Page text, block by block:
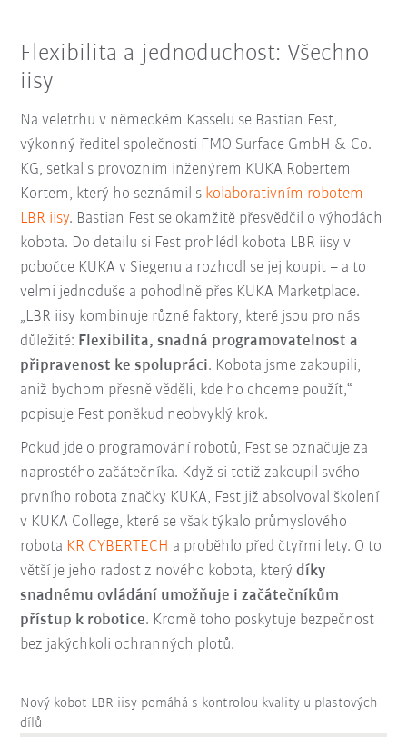
Flexibilita a jednoduchost: Všechno
iisy
Na veletrhu v německém Kasselu se Bastian Fest,
výkonný ředitel společnosti FMO Surface GmbH & Co.
KG, setkal s provozním inženýrem KUKA Robertem
Kortem, který ho seznámil s kolaborativním robotem
LBR iisy. Bastian Fest se okamžitě přesvědčil o výhodách
kobota. Do detailu si Fest prohlédl kobota LBR iisy v
pobočce KUKA v Siegenu a rozhodl se jej koupit – a to
velmi jednoduše a pohodlně přes KUKA Marketplace.
„LBR iisy kombinuje různé faktory, které jsou pro nás
důležité: Flexibilita, snadná programovatelnost a
připravenost ke spolupráci. Kobota jsme zakoupili,
aniž bychom přesně věděli, kde ho chceme použít,“
popisuje Fest poněkud neobvyklý krok.
Pokud jde o programování robotů, Fest se označuje za
naprostého začátečníka. Když si totiž zakoupil svého
prvního robota značky KUKA, Fest již absolvoval školení
v KUKA College, které se však týkalo průmyslového
robota KR CYBERTECH a proběhlo před čtyřmi lety. O to
větší je jeho radost z nového kobota, kterýdíky
snadnému ovládání umožňuje i začátečníkům
přístup k robotice. Kromě toho poskytuje bezpečnost
bez jakýchkoli ochranných plotů.
Nový kobot LBR iisy pomáhá s kontrolou kvality u plastových
dílů